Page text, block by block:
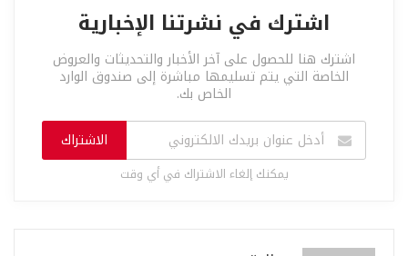
اشترك في نشرتنا الإخبارية
اشترك هنا للحصول على آخر الأخبار والتحديثات والعروض
الخاصة التي يتم تسليمها مباشرة إلى صندوق الوارد
الخاص بك.
الاشتراك
يمكنك إلغاء الاشتراك في أي وقت